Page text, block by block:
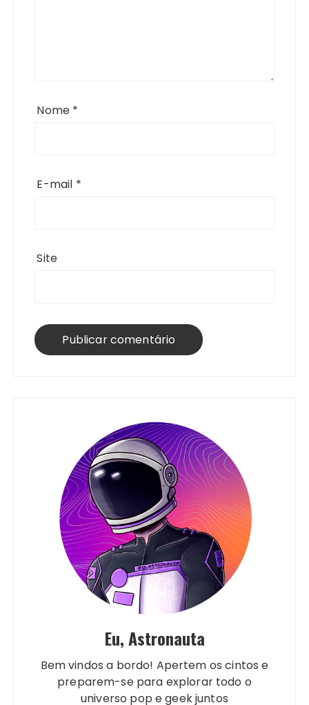
Nome *
E-mail *
Site
Eu, Astronauta
Bem vindos a bordo! Apertem os cintos e
preparem-se para explorar todo o
universo pop e geek juntos